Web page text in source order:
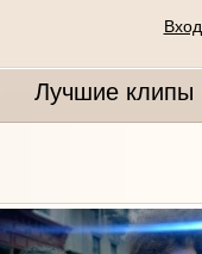
Лучшие клипы